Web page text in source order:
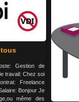
Gestion de
travail: Chez soi
Freelance
Bonjour Je
même des